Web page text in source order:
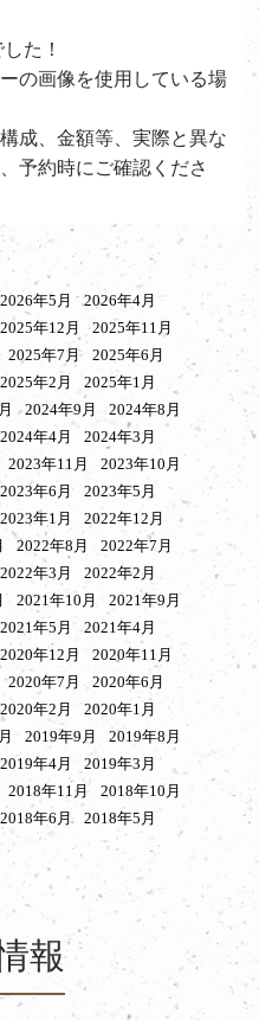
た！
の画像を使用している場
成、金額等、実際と異な
予約時にご確認くださ
2026年5月
2026年4月
2025年12月
2025年11月
2025年7月
2025年6月
2025年2月
2025年1月
2024年9月
2024年8月
2024年4月
2024年3月
2023年11月
2023年10月
2023年6月
2023年5月
2023年1月
2022年12月
2022年8月
2022年7月
2022年3月
2022年2月
2021年10月
2021年9月
2021年5月
2021年4月
2020年12月
2020年11月
2020年7月
2020年6月
2020年2月
2020年1月
2019年9月
2019年8月
2019年4月
2019年3月
2018年11月
2018年10月
2018年6月
2018年5月
報